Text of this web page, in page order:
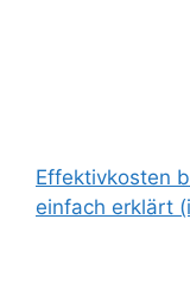
Effektivkosten
einfach erklärt